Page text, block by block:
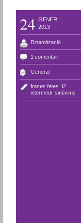
24 GENER
2013
Dinamització
1 comentari
General
frases fetes I2,
intermedi, sinònims